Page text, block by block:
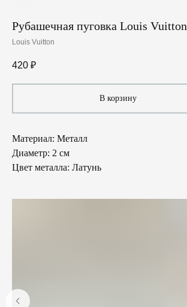
Рубашечная пуговка Louis Vuitton
Louis Vuitton
420 ₽
В корзину
Материал: Металл
Диаметр: 2 см
Цвет металла: Латунь